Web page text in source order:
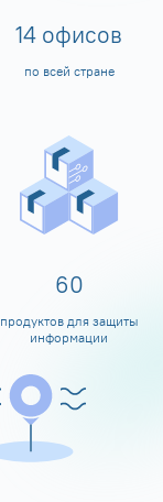
14 офисов
по всей стране
60
продуктов для защиты
информации